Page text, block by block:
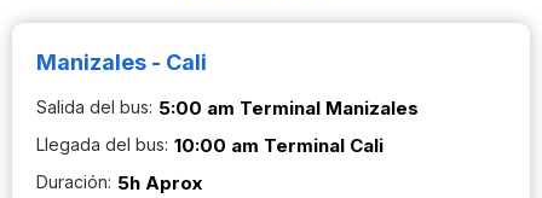
Manizales - Cali
Salida del bus: 5:00 am Terminal Manizales
Llegada del bus: 10:00 am Terminal Cali
Duración: 5h Aprox